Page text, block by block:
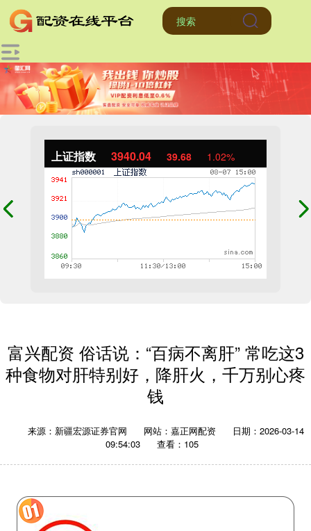
上证指数 3940.04 39.68 1.02%
富兴配资 俗话说：“百病不离肝” 常吃这3
种食物对肝特别好，降肝火，千万别心疼
钱
来源：新疆宏源证券官网 网站：嘉正网配资
日期：2026-03-14
09:54:03
查看：105